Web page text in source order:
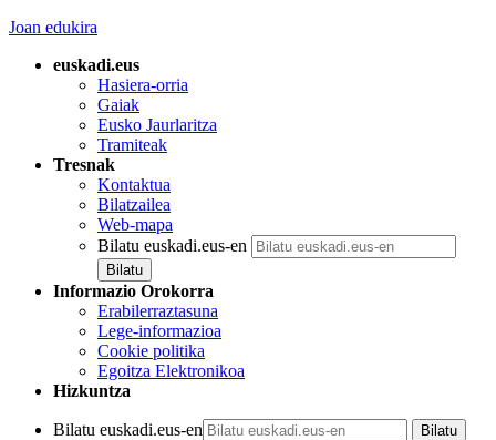
Joan edukira
euskadi.eus
Hasiera-orria
Gaiak
Eusko Jaurlaritza
Tramiteak
Tresnak
Kontaktua
Bilatzailea
Web-mapa
Bilatu euskadi.eus-en
Informazio Orokorra
Erabilerraztasuna
Lege-informazioa
Cookie politika
Egoitza Elektronikoa
Hizkuntza
Bilatu euskadi.eus-en